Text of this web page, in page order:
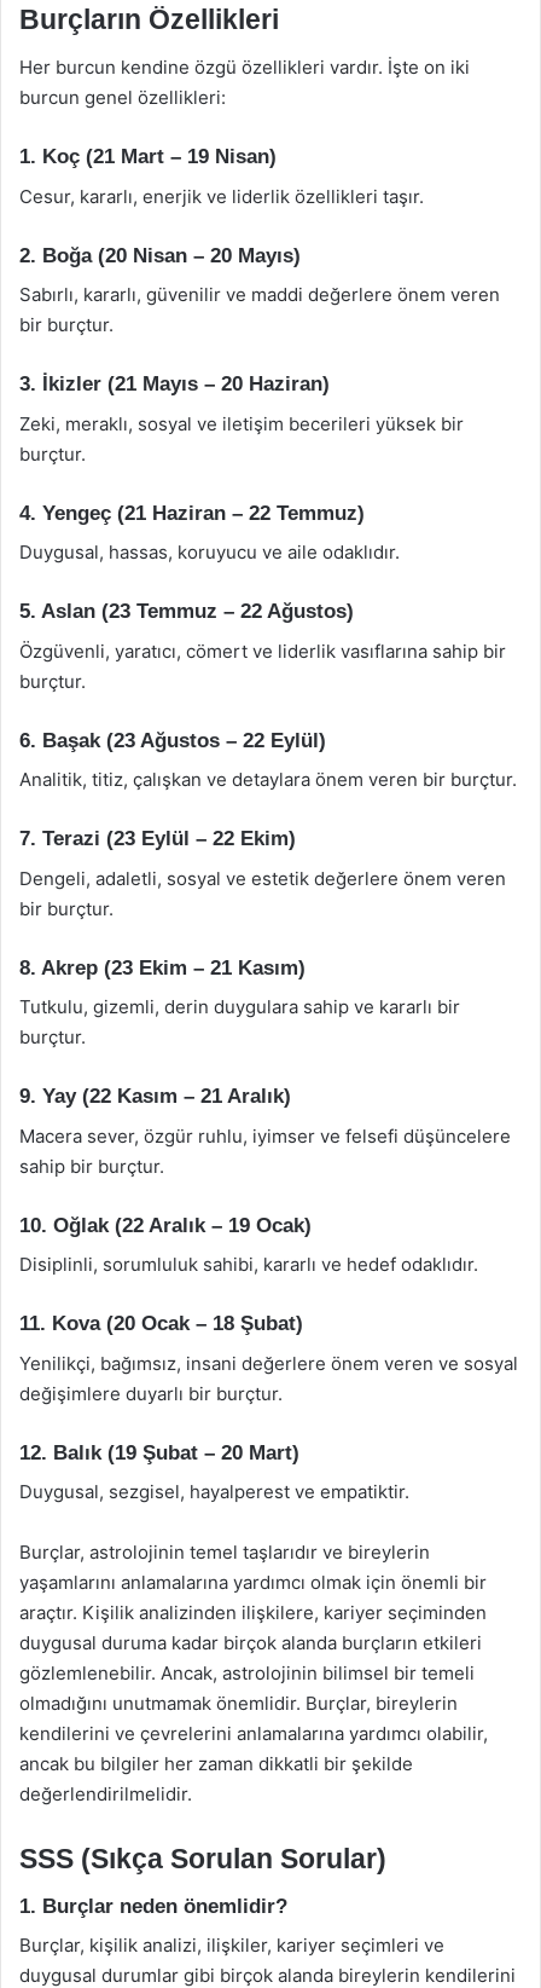
Burçların Özellikleri
Her burcun kendine özgü özellikleri vardır. İşte on iki
burcun genel özellikleri:
1. Koç (21 Mart – 19 Nisan)
Cesur, kararlı, enerjik ve liderlik özellikleri taşır.
2. Boğa (20 Nisan – 20 Mayıs)
Sabırlı, kararlı, güvenilir ve maddi değerlere önem veren
bir burçtur.
3. İkizler (21 Mayıs – 20 Haziran)
Zeki, meraklı, sosyal ve iletişim becerileri yüksek bir
burçtur.
4. Yengeç (21 Haziran – 22 Temmuz)
Duygusal, hassas, koruyucu ve aile odaklıdır.
5. Aslan (23 Temmuz – 22 Ağustos)
Özgüvenli, yaratıcı, cömert ve liderlik vasıflarına sahip bir
burçtur.
6. Başak (23 Ağustos – 22 Eylül)
Analitik, titiz, çalışkan ve detaylara önem veren bir burçtur.
7. Terazi (23 Eylül – 22 Ekim)
Dengeli, adaletli, sosyal ve estetik değerlere önem veren
bir burçtur.
8. Akrep (23 Ekim – 21 Kasım)
Tutkulu, gizemli, derin duygulara sahip ve kararlı bir
burçtur.
9. Yay (22 Kasım – 21 Aralık)
Macera sever, özgür ruhlu, iyimser ve felsefi düşüncelere
sahip bir burçtur.
10. Oğlak (22 Aralık – 19 Ocak)
Disiplinli, sorumluluk sahibi, kararlı ve hedef odaklıdır.
11. Kova (20 Ocak – 18 Şubat)
Yenilikçi, bağımsız, insani değerlere önem veren ve sosyal
değişimlere duyarlı bir burçtur.
12. Balık (19 Şubat – 20 Mart)
Duygusal, sezgisel, hayalperest ve empatiktir.
Burçlar, astrolojinin temel taşlarıdır ve bireylerin
yaşamlarını anlamalarına yardımcı olmak için önemli bir
araçtır. Kişilik analizinden ilişkilere, kariyer seçiminden
duygusal duruma kadar birçok alanda burçların etkileri
gözlemlenebilir. Ancak, astrolojinin bilimsel bir temeli
olmadığını unutmamak önemlidir. Burçlar, bireylerin
kendilerini ve çevrelerini anlamalarına yardımcı olabilir,
ancak bu bilgiler her zaman dikkatli bir şekilde
değerlendirilmelidir.
SSS (Sıkça Sorulan Sorular)
1. Burçlar neden önemlidir?
Burçlar, kişilik analizi, ilişkiler, kariyer seçimleri ve
duygusal durumlar gibi birçok alanda bireylerin kendilerini